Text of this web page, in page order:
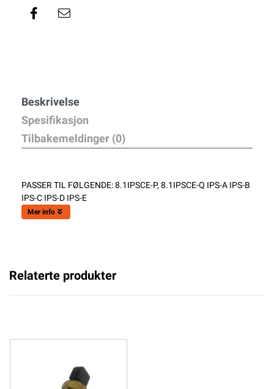
Beskrivelse
Spesifikasjon
Tilbakemeldinger (0)
PASSER TIL FØLGENDE: 8.1IPSCE-P, 8.1IPSCE-Q IPS-A IPS-B
IPS-C IPS-D IPS-E
Mer info
Relaterte produkter